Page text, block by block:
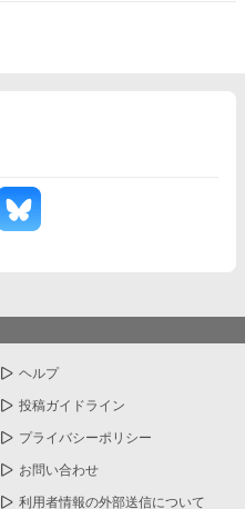
ヘルプ
投稿ガイドライン
プライバシーポリシー
お問い合わせ
利用者情報の外部送信について